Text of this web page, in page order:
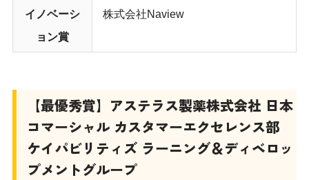
イノベーシ
ョン賞
株式会社Naview
【最優秀賞】アステラス製薬株式会社 日本
コマーシャル カスタマーエクセレンス部
ケイパビリティズ ラーニング＆ディベロッ
プメントグループ